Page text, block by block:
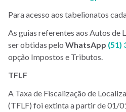
Para acesso aos tabelionatos
As guias referentes aos Autos de
ser obtidas pelo WhatsApp (51)
opção Impostos e Tributos.
TFLF
A Taxa de Fiscalização de
(TFLF) foi extinta a partir de 01/